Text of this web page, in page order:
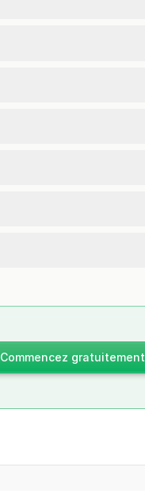
Commencez gratuitement